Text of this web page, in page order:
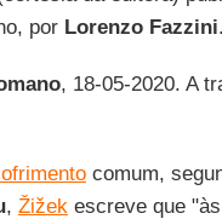
por Lorenzo Fazzini.
, 18-05-2020. A
comum,
, Žižekescreve que